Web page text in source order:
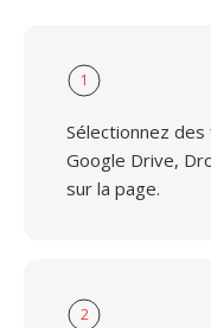
1
Sélectionnez
Google Drive,
sur la page.
2